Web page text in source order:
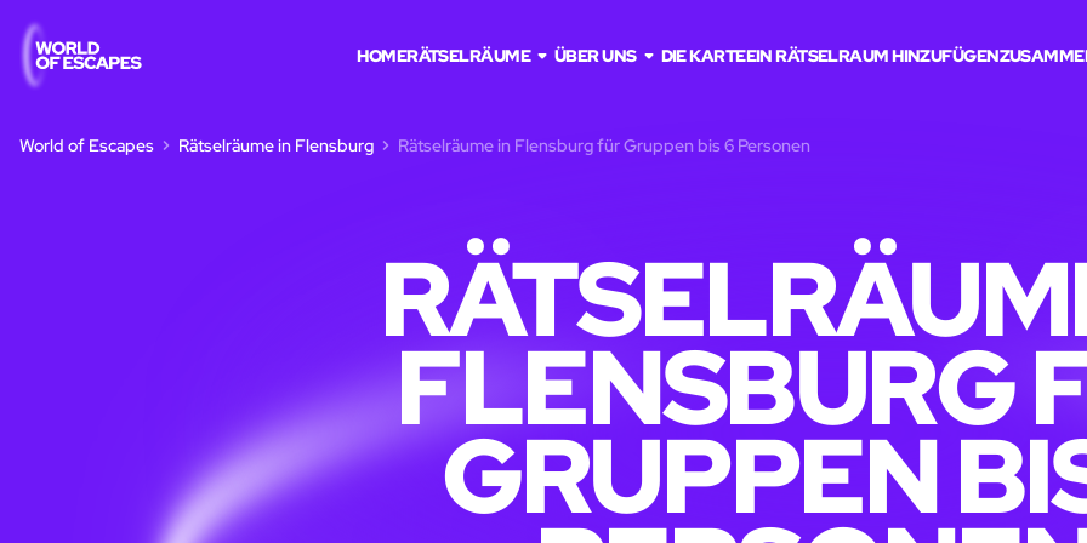
HOMERÄTSELRÄUME ÜBER UNS DIE KARTEEIN RÄTSELRAUM HINZUFÜGEN
World of Escapes Rätselräume in Flensburg Rätselräume in Flensburg für Gruppen bis 6 Personen
FLENSBURG
GRUPPEN